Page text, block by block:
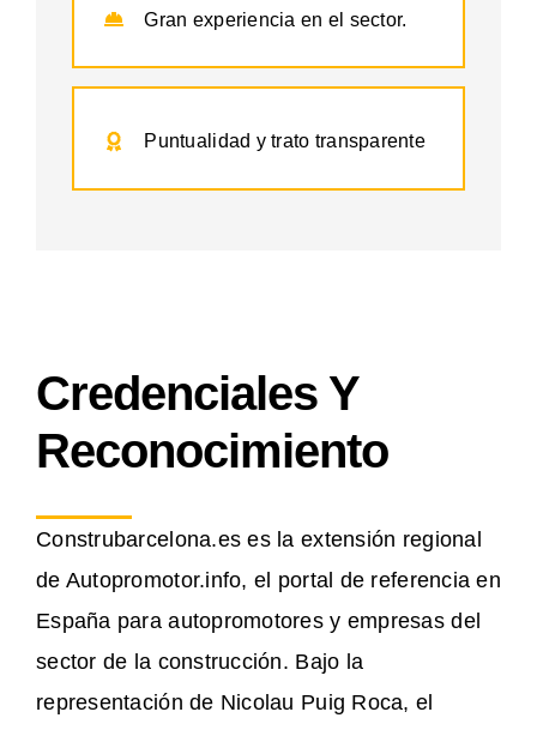
Gran experiencia en el sector.
Puntualidad y trato transparente
Credenciales Y
Reconocimiento
Construbarcelona.es es la extensión regional
de Autopromotor.info, el portal de referencia en
España para autopromotores y empresas del
sector de la construcción. Bajo la
representación de Nicolau Puig Roca, el